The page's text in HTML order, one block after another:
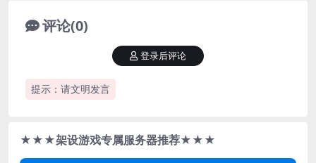
评论(0)
提示：请文明发言
登录后评论
★★★架设游戏专属服务器推荐★★★